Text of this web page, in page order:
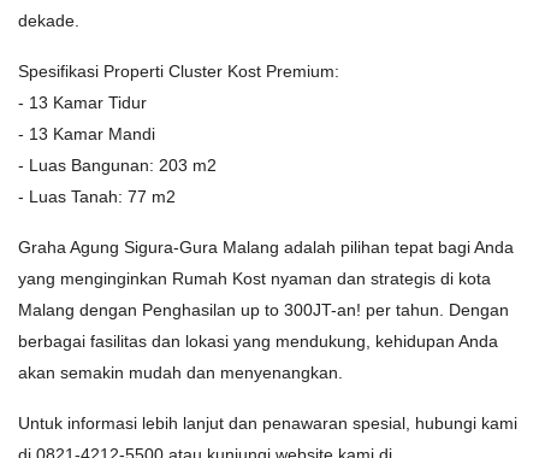
dekade.
Spesifikasi Properti Cluster Kost Premium:
- 13 Kamar Tidur
- 13 Kamar Mandi
- Luas Bangunan: 203 m2
- Luas Tanah: 77 m2
Graha Agung Sigura-Gura Malang adalah pilihan tepat bagi Anda
yang menginginkan Rumah Kost nyaman dan strategis di kota
Malang dengan Penghasilan up to 300JT-an! per tahun. Dengan
berbagai fasilitas dan lokasi yang mendukung, kehidupan Anda
akan semakin mudah dan menyenangkan.
Untuk informasi lebih lanjut dan penawaran spesial, hubungi kami